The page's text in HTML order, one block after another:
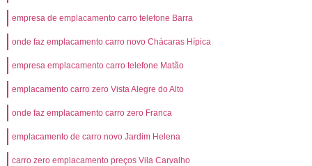
empresa de emplacamento carro telefone Barra
onde faz emplacamento carro novo Chácaras Hípica
empresa emplacamento carro telefone Matão
emplacamento carro zero Vista Alegre do Alto
onde faz emplacamento carro zero Franca
emplacamento de carro novo Jardim Helena
carro zero emplacamento preços Vila Carvalho